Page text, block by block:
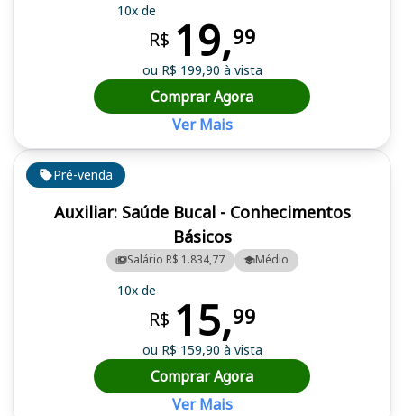
Pré-venda
Auxiliar: Saúde Bucal - Conhecimentos
Básicos
Salário R$ 1.834,77 Médio
10x de
R$ 15,99
ou R$ 159,90 à vista
Comprar Agora
Ver Mais
10x de
R$ 19,99
ou R$ 199,90 à vista
Comprar Agora
Ver Mais